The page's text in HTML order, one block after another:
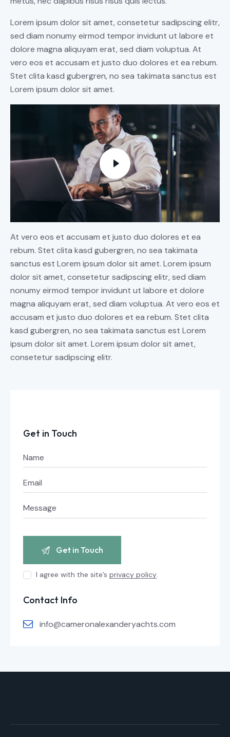
Lorem ipsum dolor sit amet, consetetur sadipscing elitr,
sed diam nonumy eirmod tempor invidunt ut labore et
dolore magna aliquyam erat, sed diam voluptua. At
vero eos et accusam et justo duo dolores et ea rebum.
Stet clita kasd gubergren, no sea takimata sanctus est
Lorem ipsum dolor sit amet.
At vero eos et accusam et justo duo dolores et ea
rebum. Stet clita kasd gubergren, no sea takimata
sanctus est Lorem ipsum dolor sit amet. Lorem ipsum
dolor sit amet, consetetur sadipscing elitr, sed diam
nonumy eirmod tempor invidunt ut labore et dolore
magna aliquyam erat, sed diam voluptua. At vero eos et
accusam et justo duo dolores et ea rebum. Stet clita
kasd gubergren, no sea takimata sanctus est Lorem
ipsum dolor sit amet. Lorem ipsum dolor sit amet,
consetetur sadipscing elitr.
Get in Touch
I agree with the site’sprivacy policy.
Contact Info
info@cameronalexanderyachts.com